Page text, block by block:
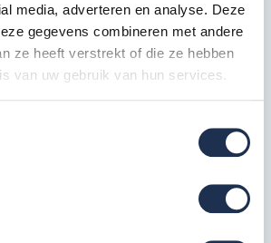
media, adverteren en analyse. Deze
gegevens combineren met andere
ze heeft verstrekt of die ze hebben
van uw gebruik van hun services.
302926